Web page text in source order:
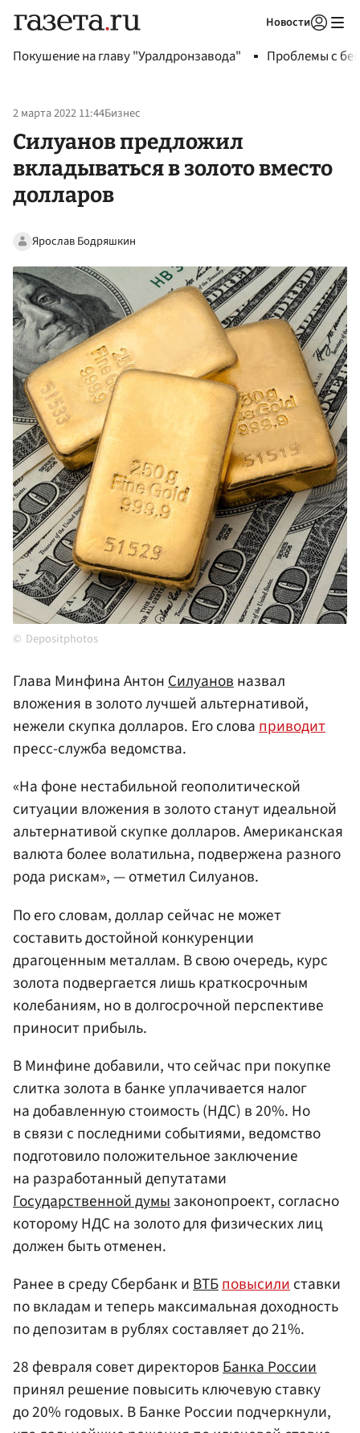
Новости
Покушение на главу "Уралдронзавода" Проблемы с
2 марта 2022 11:44Бизнес
Силуанов предложил
вкладываться в золото вместо
долларов
Ярослав Бодряшкин
Depositphotos
Глава Минфина АнтонСилуановназвал
вложения в золото лучшей альтернативой,
нежели скупка долларов. Его словаприводит
пресс-служба ведомства.
«На фоне нестабильной геополитической
ситуации вложения в золото станут идеальной
альтернативой скупке долларов. Американская
валюта более волатильна, подвержена разного
рода рискам», — отметил Силуанов.
По его словам, доллар сейчас не может
составить достойной конкуренции
драгоценным металлам. В свою очередь, курс
золота подвергается лишь краткосрочным
колебаниям, но в долгосрочной перспективе
приносит прибыль.
В Минфине добавили, что сейчас при покупке
слитка золота в банке уплачивается налог
на добавленную стоимость (НДС) в 20%. Но
в связи с последними событиями, ведомство
подготовило положительное заключение
на разработанный депутатами
Государственной думызаконопроект, согласно
которому НДС на золото для физических лиц
должен быть отменен.
Ранее в среду Cбербанк иВТБповысилиставки
по вкладам и теперь максимальная доходность
по депозитам в рублях составляет до 21%.
28 февраля совет директоровБанка России
принял решение повысить ключевую ставку
до 20% годовых. В Банке России подчеркнули,